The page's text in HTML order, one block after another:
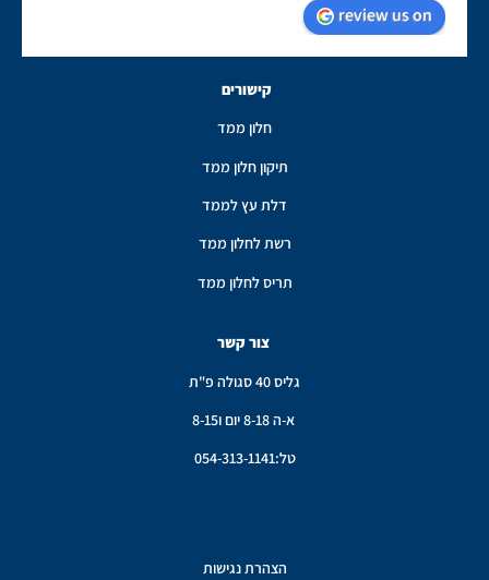
review us on
קישורים
חלון ממד
תיקון חלון ממד
דלת עץ לממד
רשת לחלון ממד
תריס לחלון ממד
צור קשר
גליס 40 סגולה פ"ת
א-ה 8-18 יום ו8-15
טל:054-313-1141
הצהרת נגישות